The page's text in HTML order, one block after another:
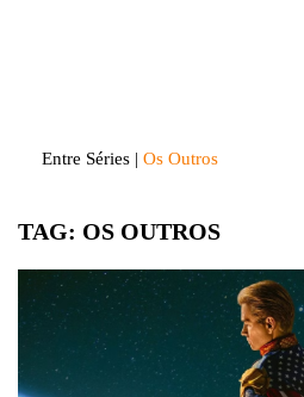
Entre Séries | Os Outros
TAG: OS OUTROS